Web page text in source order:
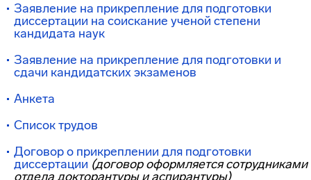
Заявление на прикрепление для подготовки
диссертации на соискание ученой степени
кандидата наук
Заявление на прикрепление для подготовки и
сдачи кандидатских экзаменов
Анкета
Список трудов
Договор о прикреплении для подготовки
диссертации (договор оформляется сотрудниками
отдела докторантуры и аспирантуры)